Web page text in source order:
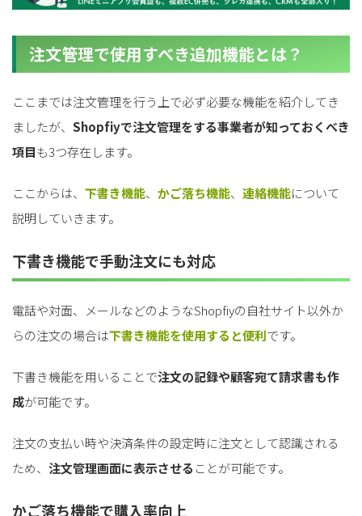
注文管理で使用すべき追加機能とは？
ここまでは注文管理を行う上で必ず必要な機能を紹介してき
ましたが、 Shopfiyで注文管理をする事業者が知っておくべき
項目も3つ存在します。
ここからは、 下書き機能、 かご落ち機能、 連絡機能について
説明していきます。
下書き機能で手動注文にも対応
電話や対面、メールなどのようなShopfiyの自社サイト以外か
らの注文の場合は下書き機能を使用すると便利です。
下書き機能を用いることで注文の記録や顧客宛て請求書も作
成が可能です。
注文の支払い時や決済条件の設定時に注文として認識される
ため、 注文管理画面に表示させる ことが可能です。
かご落ち機能で購入率向上